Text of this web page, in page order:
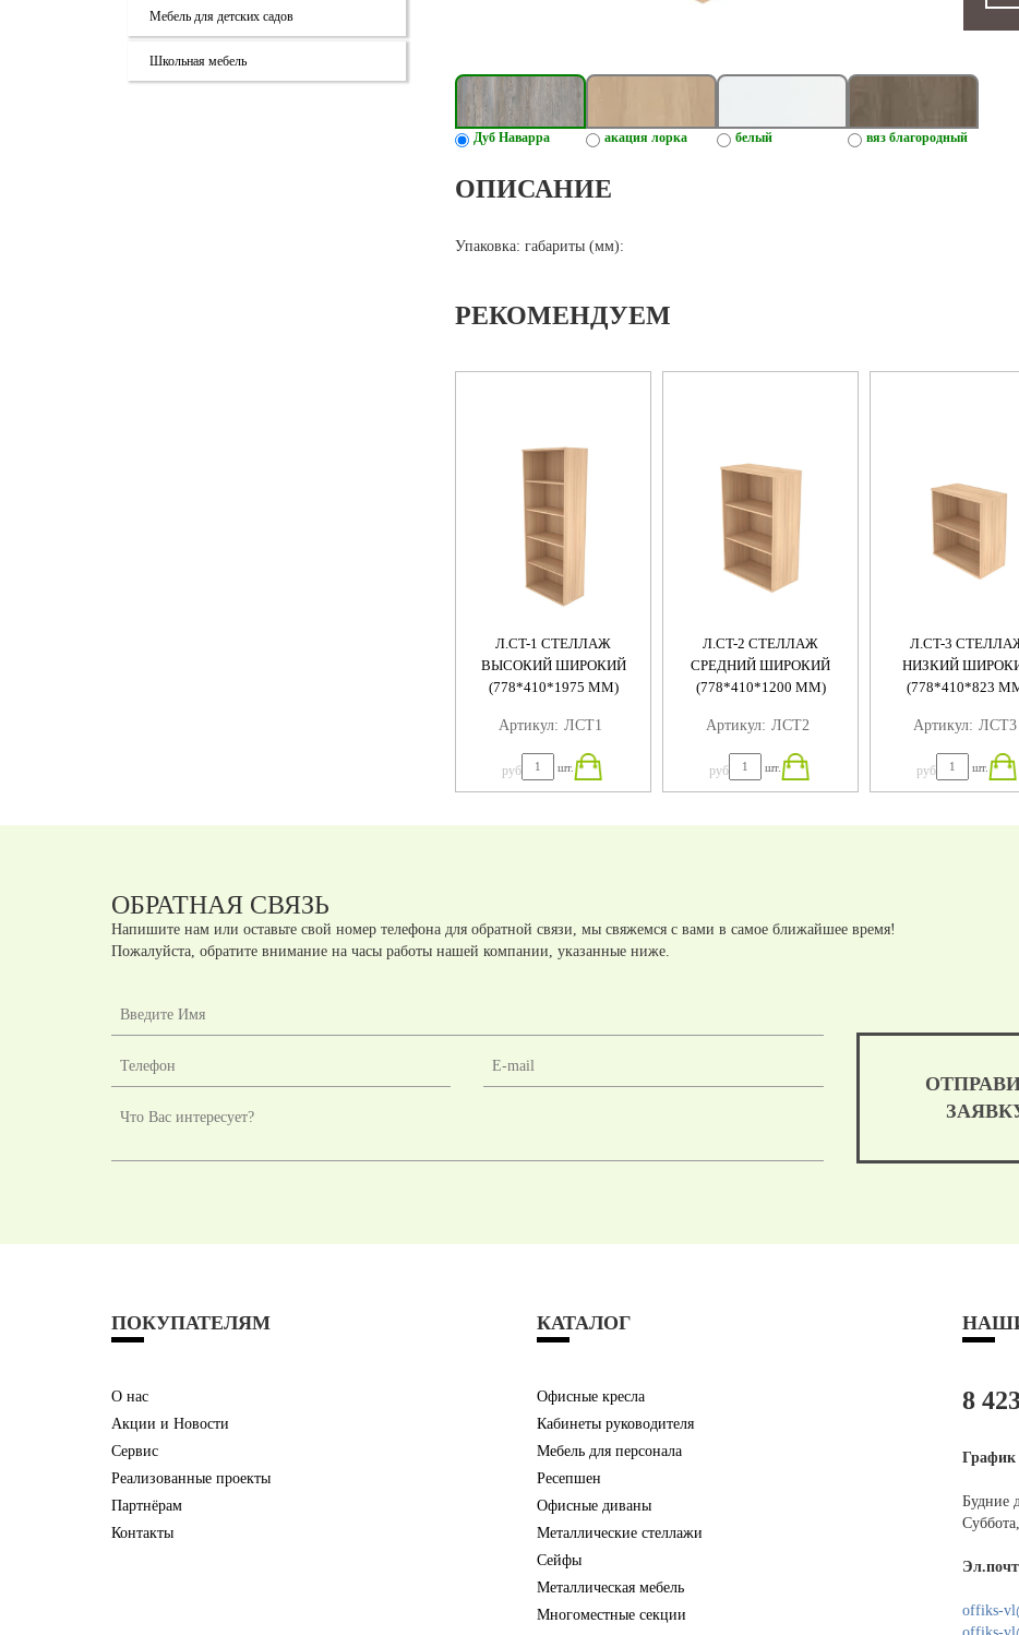
Мебель для детских садов
Школьная мебель
Дуб Наварра акация лорка белый вяз благородный
ОПИСАНИЕ
Упаковка: габариты (мм):
РЕКОМЕНДУЕМ
Л.СT-1 СТЕЛЛАЖ
ВЫСОКИЙ ШИРОКИЙ
(778*410*1975 ММ)
Артикул: ЛСT1
руб шт.
Л.СT-2 СТЕЛЛАЖ
СРЕДНИЙ ШИРОКИЙ
(778*410*1200 ММ)
Артикул: ЛСT2
руб шт.
Л.СT-3
НИЗКИЙ
(778*410*823
Артикул: ЛСT3
руб шт.
ОБРАТНАЯ СВЯЗЬ
Напишите нам или оставьте свой номер телефона для обратной связи, мы свяжемся с вами в самое ближайшее время!
Пожалуйста, обратите внимание на часы работы нашей компании, указанные ниже.
ПОКУПАТЕЛЯМ
О нас
Акции и Новости
Сервис
Реализованные проекты
Партнёрам
Контакты
КАТАЛОГ
Офисные кресла
Кабинеты руководителя
Мебель для персонала
Ресепшен
Офисные диваны
Металлические стеллажи
Сейфы
Металлическая мебель
Многоместные секции
8
График
Будние
offiks-